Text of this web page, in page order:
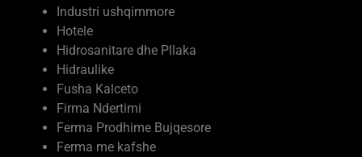
Hotele
Hidrosanitare dhe Pllaka
Hidraulike
Fusha Kalceto
Firma Ndertimi
Ferma Prodhime Bujqesore
Ferma me kafshe
Farmaci